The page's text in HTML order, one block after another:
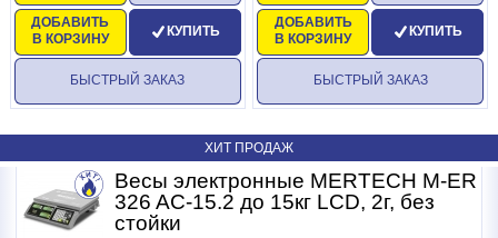
ДОБАВИТЬ
В КОРЗИНУ
КУПИТЬ
БЫСТРЫЙ ЗАКАЗ
ДОБАВИТЬ
В КОРЗИНУ
КУПИТЬ
БЫСТРЫЙ ЗАКАЗ
ХИТ ПРОДАЖ
Весы электронные MERTECH M-ER
326 AC-15.2 до 15кг LCD, 2г, без
стойки